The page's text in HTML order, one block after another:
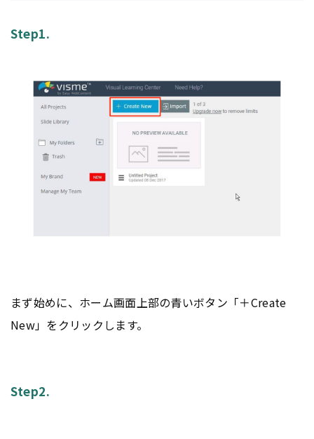
Step1.
まず始めに、ホーム画面上部の青いボタン「＋Create
New」をクリックします。
Step2.